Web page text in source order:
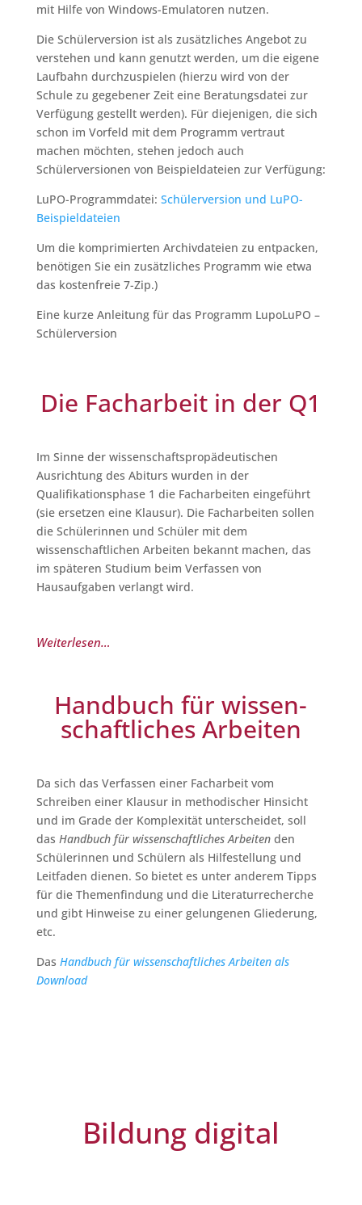
mit Hilfe von Windows-Emulatoren nutzen.
Die Schülerversion ist als zusätzliches Angebot zu
verstehen und kann genutzt werden, um die eigene
Laufbahn durchzuspielen (hierzu wird von der
Schule zu gegebener Zeit eine Beratungsdatei zur
Verfügung gestellt werden). Für diejenigen, die sich
schon im Vorfeld mit dem Programm vertraut
machen möchten, stehen jedoch auch
Schülerversionen von Beispieldateien zur Verfügung:
LuPO-Programmdatei: Schülerversion und LuPO-
Beispieldateien
Um die komprimierten Archivdateien zu entpacken,
benötigen Sie ein zusätzliches Programm wie etwa
das kostenfreie 7-Zip.)
Eine kurze Anleitung für das Programm LupoLuPO –
Schülerversion
Die Facharbeit in der Q1
Im Sinne der wissenschaftspropädeutischen
Ausrichtung des Abiturs wurden in der
Qualifikationsphase 1 die Facharbeiten eingeführt
(sie ersetzen eine Klausur). Die Facharbeiten sollen
die Schülerinnen und Schüler mit dem
wissenschaftlichen Arbeiten bekannt machen, das
im späteren Studium beim Verfassen von
Hausaufgaben verlangt wird.
Weiterlesen…
Handbuch für wissen­
schaftliches Arbeiten
Da sich das Verfassen einer Facharbeit vom
Schreiben einer Klausur in methodischer Hinsicht
und im Grade der Komplexität unterscheidet, soll
das Handbuch für wissenschaftliches Arbeiten den
Schülerinnen und Schülern als Hilfestellung und
Leitfaden dienen. So bietet es unter anderem Tipps
für die Themenfindung und die Literaturrecherche
und gibt Hinweise zu einer gelungenen Gliederung,
etc.
Das Handbuch für wissenschaftliches Arbeiten als
Download
Bildung digital